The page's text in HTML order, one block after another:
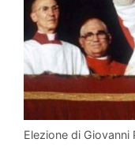
Elezione di